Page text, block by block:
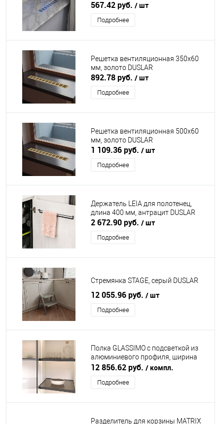
567.42 руб. / шт
Подробнее
Решетка вентиляционная 350х60
мм, золото DUSLAR
892.78 руб. / шт
Подробнее
Решетка вентиляционная 500х60
мм, золото DUSLAR
1 109.36 руб. / шт
Подробнее
Держатель LEIA для полотенец,
длина 400 мм, антрацит DUSLAR
2 672.90 руб. / шт
Подробнее
Стремянка STAGE, серый DUSLAR
12 055.96 руб. / шт
Подробнее
Полка GLASSIMO с подсветкой из
алюминиевого профиля, ширина
567 мм, антрацит DUSLAR
12 856.62 руб. / компл.
Подробнее
Разделитель для корзины MATRIX